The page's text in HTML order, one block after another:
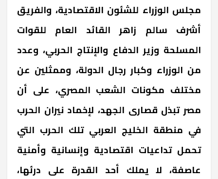
مجلس الوزراء للشئون الاقتصادية، والفريق
أشرف سالم زاهر القائد العام للقوات
المسلحة وزير الدفاع والإنتاج الحربي، وعدد
من الوزراء وكبار رجال الدولة، وممثلين عن
مختلف مكونات الشعب المصري، على أن
مصر تبذل قصارى الجهد، لإخماد نيران الحرب
في منطقة الخليج العربي تلك الحرب التي
تحمل تداعيات اقتصادية وإنسانية وأمنية
عاصفة، لا يملك أحد القدرة على درئها،